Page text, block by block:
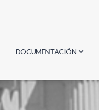
DOCUMENTACIÓN
Actas
Reglamentos